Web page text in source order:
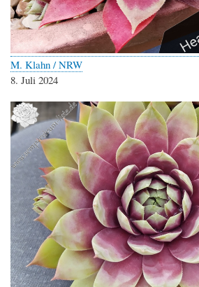
M. Klahn / NRW
8. Juli 2024